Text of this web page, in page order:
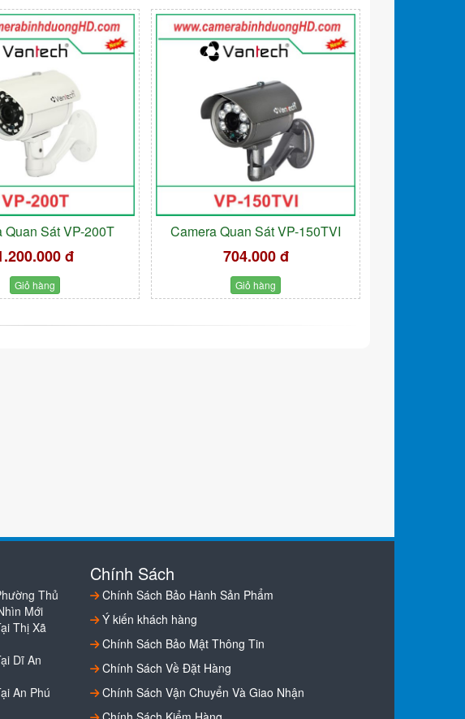
Quan Sát VP-200T
đ
Giỏ hàng
Camera Quan Sát VP-150TVI
704.000 đ
Giỏ hàng
Thủ
Mới
Thị Xã
Dĩ An
An Phú
Chính Sách
Chính Sách Bảo Hành Sản Phẩm
Ý kiến khách hàng
Chính Sách Bảo Mật Thông Tin
Chính Sách Về Đặt Hàng
Chính Sách Vận Chuyển Và Giao Nhận